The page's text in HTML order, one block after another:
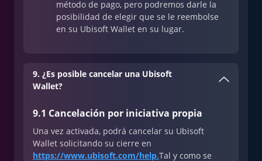
método de pago, pero podremos darle la
posibilidad de elegir que se le reembolse
en su Ubisoft Wallet en su lugar.
9. ¿Es posible cancelar una Ubisoft
Wallet?
9.1 Cancelación por iniciativa propia
Una vez activada, podrá cancelar su Ubisoft
Wallet solicitando su cierre en
https://www.ubisoft.com/help.Tal y como se